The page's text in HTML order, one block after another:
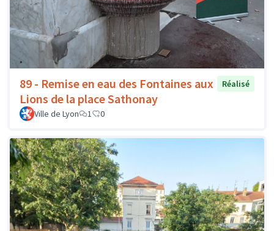
89 - Remise en eau des Fontaines aux
Lions de la place Sathonay
Réalisé
Ville de Lyon 1 0